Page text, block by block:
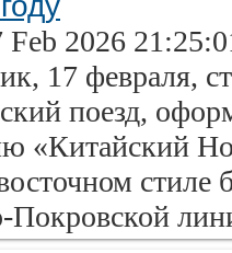
2026
17 февраля,
поезд,
«Китайский
стиле
Покровской